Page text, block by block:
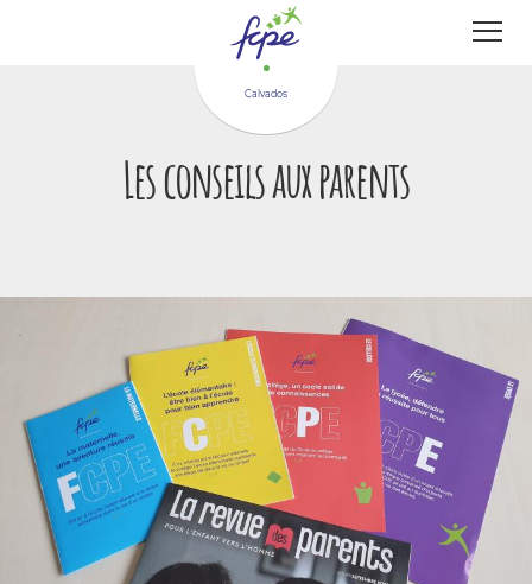
Calvados
Les conseils aux parents
Panneau de gestion des cookies